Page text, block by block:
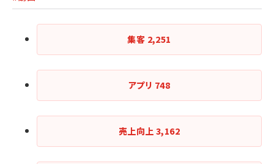
集客 2,251
アプリ 748
売上向上 3,162